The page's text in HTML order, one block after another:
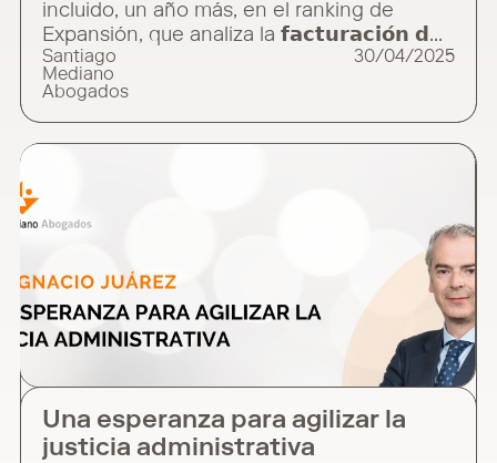
incluido, un año más, en el ranking de
Expansión, que analiza la 𝗳𝗮𝗰𝘁𝘂𝗿𝗮𝗰𝗶𝗼́𝗻 𝗱𝗲
𝗹𝗼𝘀 𝗽𝗿𝗶𝗻𝗰𝗶𝗽𝗮𝗹𝗲𝘀 𝗱𝗲𝘀𝗽𝗮𝗰𝗵𝗼𝘀 𝗻𝗮𝗰𝗶𝗼𝗻𝗮𝗹𝗲𝘀
𝗱𝘂𝗿𝗮𝗻𝘁𝗲 𝗲𝗹 𝗲𝗷𝗲𝗿𝗰𝗶𝗰𝗶𝗼 𝟮𝟬𝟮𝟰. Este ranking
Santiago
Mediano
Abogados
30/04/2025
Una esperanza para agilizar la
justicia administrativa